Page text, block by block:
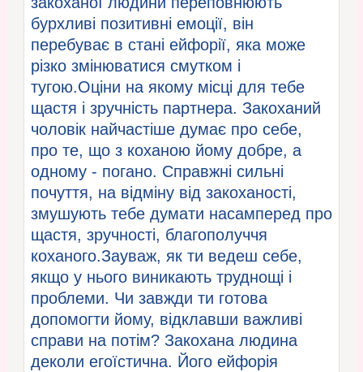
бурхливі позитивні емоції, він
перебуває в стані ейфорії, яка може
різко змінюватися смутком і
тугою.Оціни на якому місці для тебе
щастя і зручність партнера. Закоханий
чоловік найчастіше думає про себе,
про те, що з коханою йому добре, а
одному - погано. Справжні сильні
почуття, на відміну від закоханості,
змушують тебе думати насамперед про
щастя, зручності, благополуччя
коханого.Зауваж, як ти ведеш себе,
якщо у нього виникають труднощі і
проблеми. Чи завжди ти готова
допомогти йому, відклавши важливі
справи на потім? Закохана людина
деколи егоїстична. Його ейфорія